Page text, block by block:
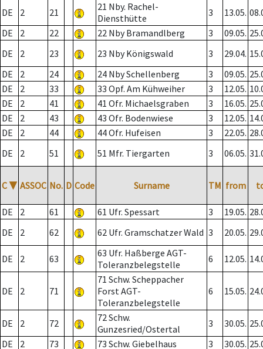
DE 2 21
21 Nby. Rachel-
Diensthütte
3 13.05.
DE
2 22 22 Nby Bramandlberg 3 09.05.
DE
2 23 23 Nby Königswald 3 29.04.
DE
2 24 24 Nby Schellenberg 3 09.05.
DE
2 33 33 Opf. Am Kühweiher 3 12.05.
DE
2 41 41 Ofr. Michaelsgraben 3 16.05.
DE
2 43 43 Ofr. Bodenwiese 3 12.05.
DE
2 44 44 Ofr. Hufeisen 3 22.05.
DE
2 51 51 Mfr. Tiergarten 3 06.05.
C ▼ ASSOC No. D Code Surname TM from
DE 2 61 61 Ufr. Spessart 3 19.05.
DE
2 62 62 Ufr. Gramschatzer Wald 3 20.05.
DE 2 63
63 Ufr. Haßberge AGT-
Toleranzbelegstelle
6 12.05.
DE 2 71
71 Schw. Scheppacher
Forst AGT-
Toleranzbelegstelle
6 15.05.
DE 2 72
72 Schw.
Gunzesried/Ostertal
3 30.05.
DE
2 73 73 Schw. Giebelhaus 3 30.05.